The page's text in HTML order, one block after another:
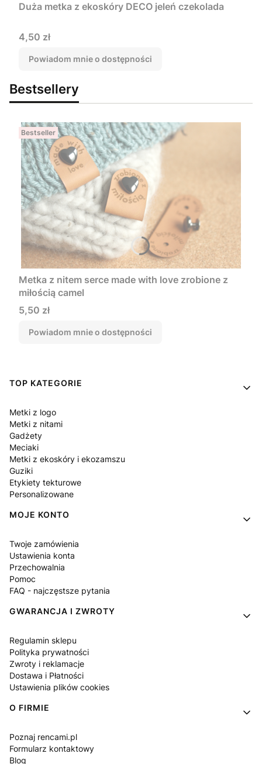
Duża metka z ekoskóry DECO jeleń czekolada
Cena
4,50 zł
Powiadom mnie o dostępności
Bestsellery
Bestseller
Metka z nitem serce made with love zrobione z
miłością camel
Cena
5,50 zł
Powiadom mnie o dostępności
Linki w stopce
TOP KATEGORIE
Metki z logo
Metki z nitami
Gadżety
Meciaki
Metki z ekoskóry i ekozamszu
Guziki
Etykiety tekturowe
Personalizowane
MOJE KONTO
Twoje zamówienia
Ustawienia konta
Przechowalnia
Pomoc
FAQ - najczęstsze pytania
GWARANCJA I ZWROTY
Regulamin sklepu
Polityka prywatności
Zwroty i reklamacje
Dostawa i Płatności
Ustawienia plików cookies
O FIRMIE
Poznaj rencami.pl
Formularz kontaktowy
Blog